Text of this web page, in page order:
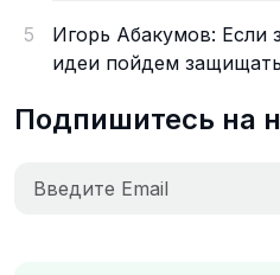
5
Игорь Абакумов: Если
идеи пойдем
Подпишитесь на